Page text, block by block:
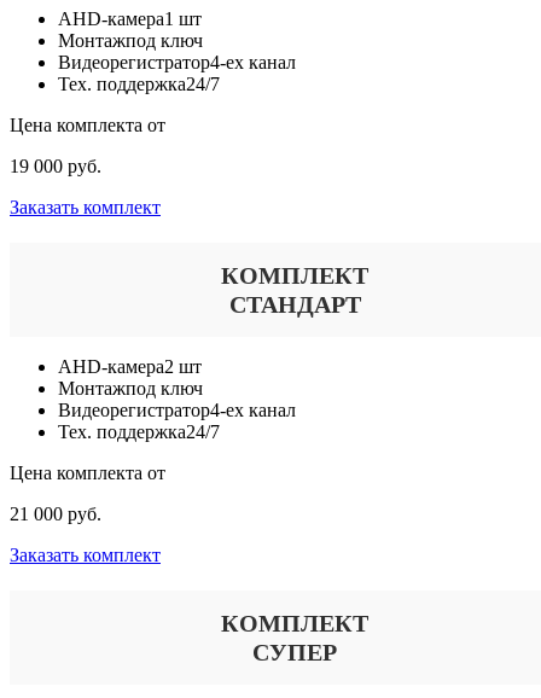
AHD-камера1 шт
Монтажпод ключ
Видеорегистратор4-ех канал
Тех. поддержка24/7
Цена комплекта от
19 000 руб.
Заказать комплект
КОМПЛЕКТ
СТАНДАРТ
AHD-камера2 шт
Монтажпод ключ
Видеорегистратор4-ех канал
Тех. поддержка24/7
Цена комплекта от
21 000 руб.
Заказать комплект
КОМПЛЕКТ
СУПЕР